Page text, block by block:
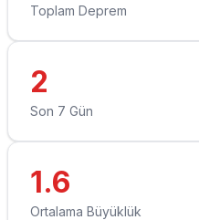
Toplam Deprem
2
Son 7 Gün
1.6
Ortalama Büyüklük